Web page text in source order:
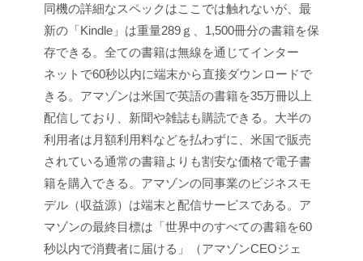
同機の詳細なスペックはここでは触れないが、最
新の「Kindle」は重量289ｇ、1,500冊分の書籍を保
存できる。全ての書籍は無線を通じてインター
ネットで60秒以内に端末から直接ダウンロードで
きる。アマゾンは米国で英語の書籍を35万冊以上
配信しており、新聞や雑誌も購読できる。大半の
利用者は月額利用料などを払わずに、米国で販売
されている通常の書籍よりも割安な価格で電子書
籍を購入できる。アマゾンの同事業のビジネスモ
デル（収益源）は端末と配信サービスである。ア
マゾンの最終目標は「世界中のすべての書籍を60
秒以内で消費者に届ける」（アマゾンCEOジェ